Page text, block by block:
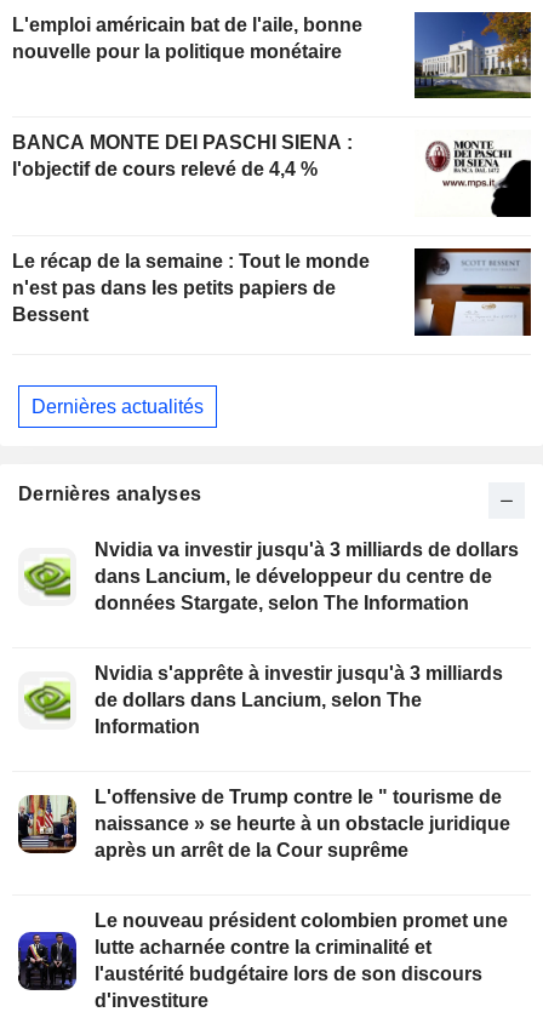
L'emploi américain bat de l'aile, bonne
nouvelle pour la politique monétaire
BANCA MONTE DEI PASCHI SIENA :
l'objectif de cours relevé de 4,4 %
Le récap de la semaine : Tout le monde
n'est pas dans les petits papiers de
Bessent
Dernières actualités
Dernières analyses
Nvidia va investir jusqu'à 3 milliards de dollars
dans Lancium, le développeur du centre de
données Stargate, selon The Information
Nvidia s'apprête à investir jusqu'à 3 milliards
de dollars dans Lancium, selon The
Information
L'offensive de Trump contre le " tourisme de
naissance » se heurte à un obstacle juridique
après un arrêt de la Cour suprême
Le nouveau président colombien promet une
lutte acharnée contre la criminalité et
l'austérité budgétaire lors de son discours
d'investiture